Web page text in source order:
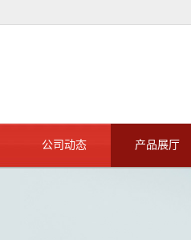
公司动态 产品展厅